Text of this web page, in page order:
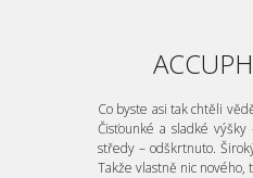
Co byste asi tak chtěli
Čisťounké a sladké
středy – odškrtnuto.
Takže vlastně nic nového,